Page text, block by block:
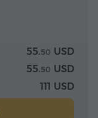
55.50 USD
55.50 USD
111 USD